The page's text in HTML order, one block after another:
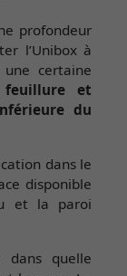
profondeur
l’Unibox à
certaine
et
du
dans le
disponible
et la paroi
quelle